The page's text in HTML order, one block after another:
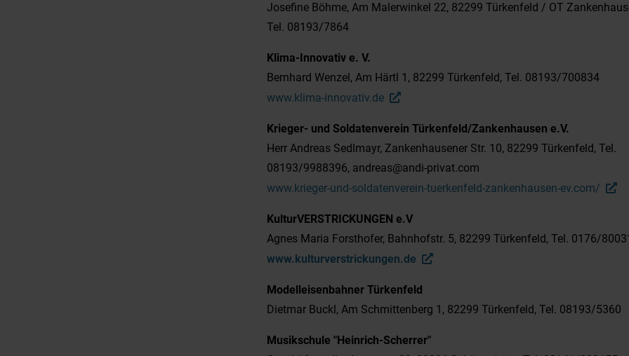
Josefine Böhme, Am Malerwinkel 22, 82299 Türkenfeld / OT
Tel. 08193/7864
Klima-Innovativ e. V.
Bernhard Wenzel, Am Härtl 1, 82299 Türkenfeld, Tel. 08193/700834
www.klima-innovativ.de
Krieger- und Soldatenverein Türkenfeld/Zankenhausen e.V.
Herr Andreas Sedlmayr, Zankenhausener Str. 10, 82299 Türkenfeld, Tel.
08193/9988396, andreas@andi-privat.com
www.krieger-und-soldatenverein-tuerkenfeld-zankenhausen-ev.com/
KulturVERSTRICKUNGEN e.V
Agnes Maria Forsthofer, Bahnhofstr. 5, 82299 Türkenfeld, Tel. 0176/
www.kulturverstrickungen.de
Modelleisenbahner Türkenfeld
Dietmar Buckl, Am Schmittenberg 1, 82299 Türkenfeld, Tel. 08193/5360
Musikschule "Heinrich-Scherrer"